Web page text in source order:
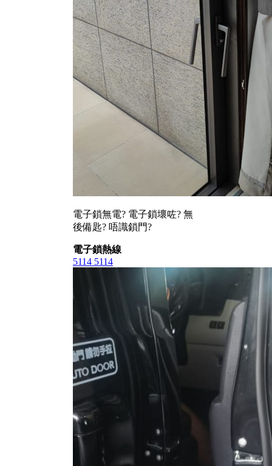
電子鎖無電? 電子鎖壞咗? 無
後備匙? 唔識鎖門?
電子鎖熱線
5114 5114